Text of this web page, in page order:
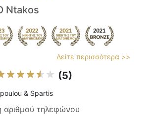
Ntakos
Δείτε περισσότερα >>
(5)
& Spartis
αριθμού τηλεφώνου